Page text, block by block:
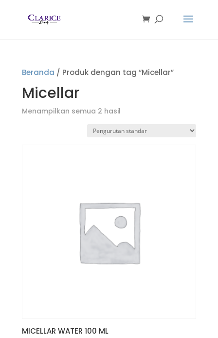
Beranda / Produk dengan tag “Micellar”
Micellar
Menampilkan semua 2 hasil
MICELLAR WATER 100 ML